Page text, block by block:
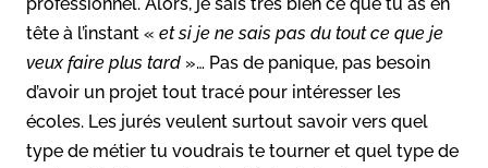
tête à l’instant « et si je ne sais pas du tout ce que je
veux faire plus tard »… Pas de panique, pas besoin
d’avoir un projet tout tracé pour intéresser les
écoles. Les jurés veulent surtout savoir vers quel
type de métier tu voudrais te tourner et quel type de